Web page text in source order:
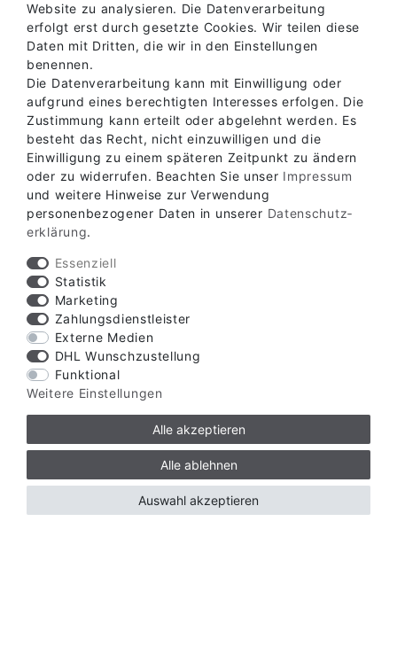
INFORMATIONEN
ABHOLLAGER
KONTAKT
Website zu analysieren. Die Datenverarbeitung
erfolgt erst durch gesetzte Cookies. Wir teilen diese
Daten mit Dritten, die wir in den Einstellungen
benennen.
Die Datenverarbeitung kann mit Einwilligung oder
aufgrund eines berechtigten Interesses erfolgen. Die
Zustimmung kann erteilt oder abgelehnt werden. Es
besteht das Recht, nicht einzuwilligen und die
Einwilligung zu einem späteren Zeitpunkt zu ändern
oder zu widerrufen. Beachten Sie unser Impressum
und weitere Hinweise zur Verwendung
personenbezogener Daten in unserer Daten­schutz­
erklärung.
Essenziell
Statistik
Marketing
Zahlungsdienstleister
Externe Medien
DHL Wunschzustellung
Funktional
Weitere Einstellungen
Alle akzeptieren
Alle ablehnen
Auswahl akzeptieren